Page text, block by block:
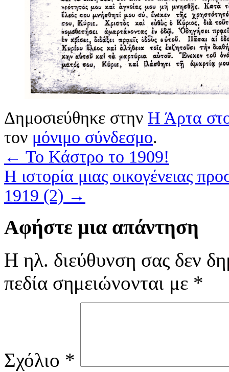
Δημοσιεύθηκε στην Η Άρτα
τον μόνιμο σύνδεσμο.
← Το Κάστρο το 1909!
Η ιστορία μιας οικογένειας
1919 (2) →
Αφήστε μια απάντηση
Η ηλ. διεύθυνση σας δεν
πεδία σημειώνονται με *
Σχόλιο *